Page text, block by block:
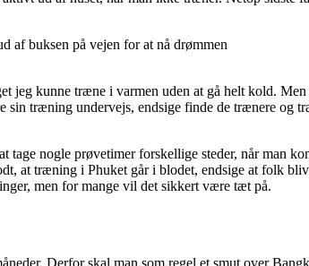
af buksen på vejen for at nå drømmen
kunne træne i varmen uden at gå helt kold.
træning undervejs, endsige finde de trænere og
nogle prøvetimer forskellige steder, når man
at træning i Phuket går i blodet, endsige at folk
men for mange vil det sikkert være tæt på.
Derfor skal man som regel et smut over